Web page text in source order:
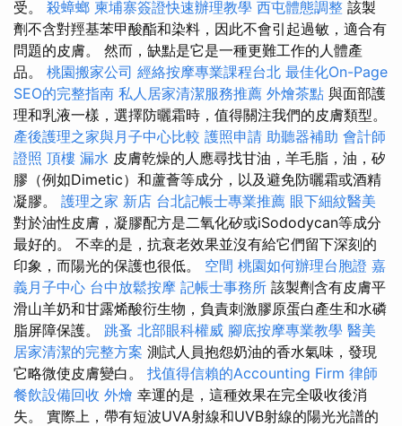
受。 殺蟑螂 柬埔寨簽證快速辦理教學 西屯體態調整 該製
劑不含對羥基苯甲酸酯和染料，因此不會引起過敏，適合有
問題的皮膚。 然而，缺點是它是一種更難工作的人體產
品。 桃園搬家公司 經絡按摩專業課程台北 最佳化On-Page
SEO的完整指南 私人居家清潔服務推薦 外燴茶點 與面部護
理和乳液一樣，選擇防曬霜時，值得關注我們的皮膚類型。
產後護理之家與月子中心比較 護照申請 助聽器補助 會計師
證照 頂樓 漏水 皮膚乾燥的人應尋找甘油，羊毛脂，油，矽
膠（例如Dimetic）和蘆薈等成分，以及避免防曬霜或酒精
凝膠。 護理之家 新店 台北記帳士專業推薦 眼下細紋醫美
對於油性皮膚，凝膠配方是二氧化矽或iSododycan等成分
最好的。 不幸的是，抗衰老效果並沒有給它們留下深刻的
印象，而陽光的保護也很低。 空間 桃園如何辦理台胞證 嘉
義月子中心 台中放鬆按摩 記帳士事務所 該製劑含有皮膚平
滑山羊奶和甘露烯酸衍生物，負責刺激膠原蛋白產生和水磷
脂屏障保護。 跳蚤 北部眼科權威 腳底按摩專業教學 醫美
居家清潔的完整方案 測試人員抱怨奶油的香水氣味，發現
它略微使皮膚變白。 找值得信賴的Accounting Firm 律師
餐飲設備回收 外燴 幸運的是，這種效果在完全吸收後消
失。 實際上，帶有短波UVA射線和UVB射線的陽光光譜的